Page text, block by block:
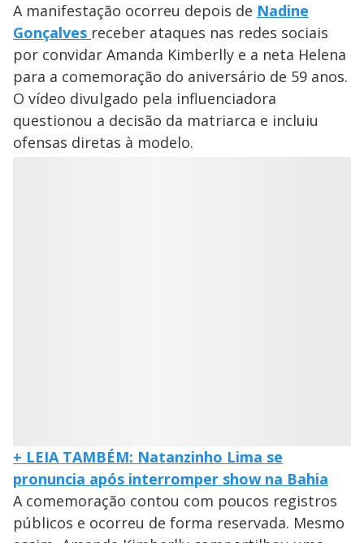
A manifestação ocorreu depois de Nadine
Gonçalves receber ataques nas redes sociais
por convidar Amanda Kimberlly e a neta Helena
para a comemoração do aniversário de 59 anos.
O vídeo divulgado pela influenciadora
questionou a decisão da matriarca e incluiu
ofensas diretas à modelo.
+ LEIA TAMBÉM: Natanzinho Lima se
pronuncia após interromper show na Bahia
A comemoração contou com poucos registros
públicos e ocorreu de forma reservada. Mesmo